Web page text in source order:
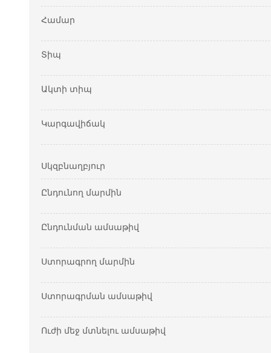
Համար
Տիպ
Ակտի տիպ
Կարգավիճակ
Սկզբնաղբյուր
Ընդունող մարմին
Ընդունման ամսաթիվ
Ստորագրող մարմին
Ստորագրման ամսաթիվ
Ուժի մեջ մտնելու ամսաթիվ